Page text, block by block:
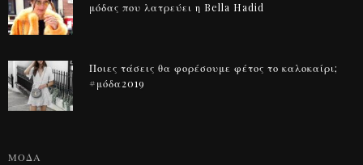
μόδας που λατρεύει η Bella Hadid
Ποιες τάσεις θα φορέσουμε φέτος το καλοκαίρι;
#μόδα2019
ΜΟΔΑ